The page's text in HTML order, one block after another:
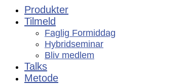
Produkter
Tilmeld
Faglig Formiddag
Hybridseminar
Bliv medlem
Talks
Metode